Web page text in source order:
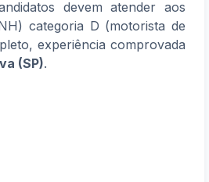
devem atender aos
categoria D (motorista de
experiência comprovada
(SP).